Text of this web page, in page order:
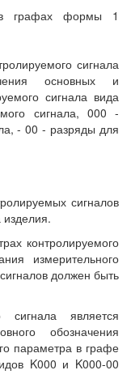
в графах формы 1
сигнала
основных и
сигнала вида
сигнала, 000 -
- 00 - разряды для
сигналов
контролируемого
измерительного
должен быть
является
обозначения
параметра в графе
K000 и K000-00